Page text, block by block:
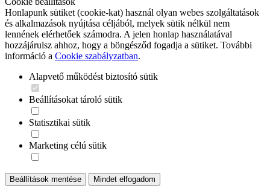
Honlapunk sütiket (cookie-kat) használ olyan webes szolgáltatások
és alkalmazások nyújtása céljából, melyek sütik nélkül nem
lennének elérhetőek számodra. A jelen honlap használatával
hozzájárulsz ahhoz, hogy a böngésződ fogadja a sütiket. További
információ a Cookie szabályzatban.
Alapvető működést biztosító sütik
Beállításokat tároló sütik
Statisztikai sütik
Marketing célú sütik
Beállítások mentése Mindet elfogadom